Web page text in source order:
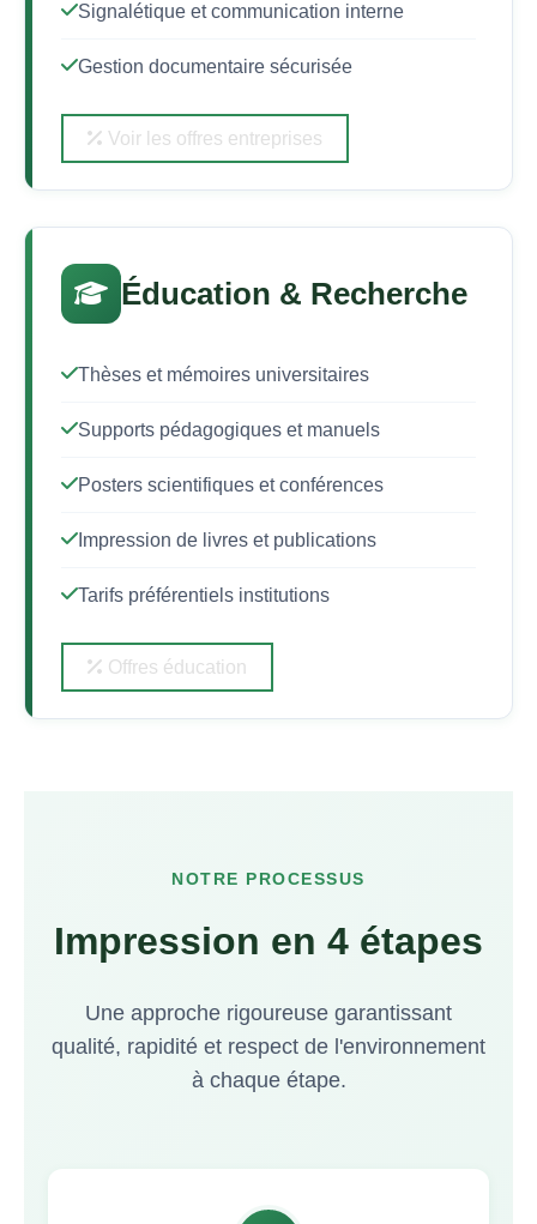
Signalétique et communication interne
Gestion documentaire sécurisée
Voir les offres entreprises
Éducation & Recherche
Thèses et mémoires universitaires
Supports pédagogiques et manuels
Posters scientifiques et conférences
Impression de livres et publications
Tarifs préférentiels institutions
Offres éducation
NOTRE PROCESSUS
Impression en 4 étapes
Une approche rigoureuse garantissant
qualité, rapidité et respect de l'environnement
à chaque étape.